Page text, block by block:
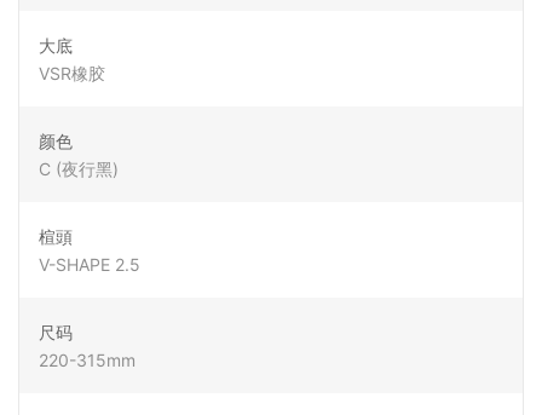
大底
VSR橡胶
颜色
C (夜行黑)
楦頭
V-SHAPE 2.5
尺码
220-315mm